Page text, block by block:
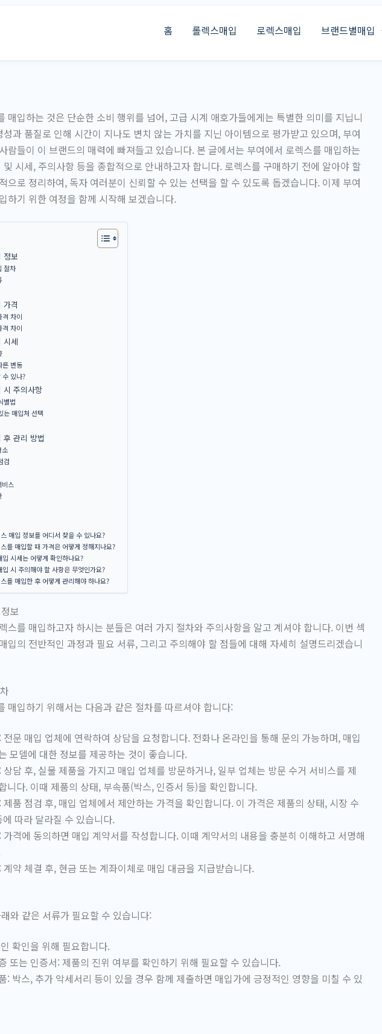
홈 롤렉스매입 로렉스매입 브랜드별매입
매입하는 것은 단순한 소비 행위를 넘어, 고급 시계 애호가들에게는 특별한 의미를 지닙니
과 품질로 인해 시간이 지나도 변치 않는 가치를 지닌 아이템으로 평가받고 있으며, 부여
람들이 이 브랜드의 매력에 빠져들고 있습니다. 본 글에서는 부여에서 로렉스를 매입하는
및 시세, 주의사항 등을 종합적으로 안내하고자 합니다. 로렉스를 구매하기 전에 알아야 할
으로 정리하여, 독자 여러분이 신뢰할 수 있는 선택을 할 수 있도록 돕겠습니다. 이제 부여
하기 위한 여정을 함께 시작해 보겠습니다.
정보
절차
가격
격 차이
격 차이
시세
른 변동
수 있나?
시 주의사항
별법
는 매입처 선택
후 관리 방법
소
검
스
매입 정보를 어디서 찾을 수 있나요?
를 매입할 때 가격은 어떻게 정해지나요?
입 시세는 어떻게 확인하나요?
입 시 주의해야 할 사항은 무엇인가요?
를 매입한 후 어떻게 관리해야 하나요?
보
스를 매입하고자 하시는 분들은 여러 가지 절차와 주의사항을 알고 계셔야 합니다. 이번 섹
입의 전반적인 과정과 필요 서류, 그리고 주의해야 할 점들에 대해 자세히 설명드리겠습니
매입하기 위해서는 다음과 같은 절차를 따르셔야 합니다:
전문 매입 업체에 연락하여 상담을 요청합니다. 전화나 온라인을 통해 문의 가능하며, 매입
모델에 대한 정보를 제공하는 것이 좋습니다.
상담 후, 실물 제품을 가지고 매입 업체를 방문하거나, 일부 업체는 방문 수거 서비스를 제
니다. 이때 제품의 상태, 부속품(박스, 인증서 등)을 확인합니다.
제품 점검 후, 매입 업체에서 제안하는 가격을 확인합니다. 이 가격은 제품의 상태, 시장 수
에 따라 달라질 수 있습니다.
가격에 동의하면 매입 계약서를 작성합니다. 이때 계약서의 내용을 충분히 이해하고 서명해
계약 체결 후, 현금 또는 계좌이체로 매입 대금을 지급받습니다.
와 같은 서류가 필요할 수 있습니다:
확인을 위해 필요합니다.
또는 인증서: 제품의 진위 여부를 확인하기 위해 필요할 수 있습니다.
: 박스, 추가 악세서리 등이 있을 경우 함께 제출하면 매입가에 긍정적인 영향을 미칠 수 있